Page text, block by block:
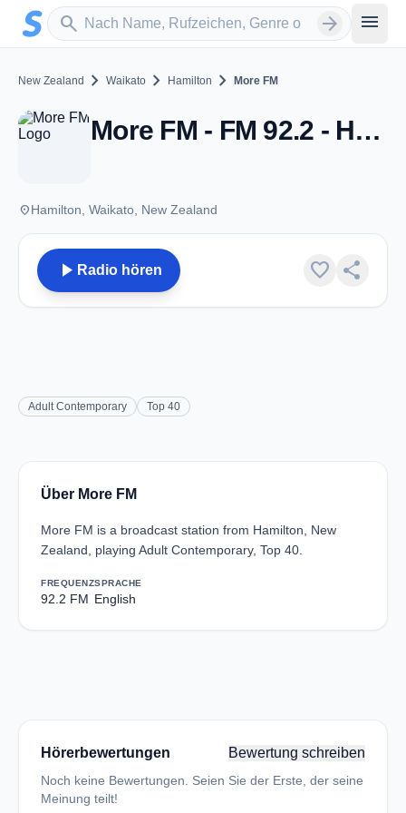
Zum Hauptinhalt springen
search
Sender suchen arrow_forward menu
New Zealand chevron_right Waikato chevron_right Hamilton chevron_right More FM
More FM - FM 92.2 - Hamilton
placeHamilton, Waikato, New Zealand
play_arrow Radio hören favorite share
Adult Contemporary Top 40
Über More FM
More FM is a broadcast station from Hamilton, New
Zealand, playing Adult Contemporary, Top 40.
FREQUENZ
92.2 FM
SPRACHE
English
Hörerbewertungen Bewertung schreiben
Noch keine Bewertungen. Seien Sie der Erste, der seine
Meinung teilt!